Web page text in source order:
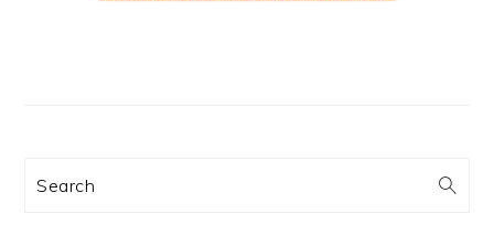
訊
Search